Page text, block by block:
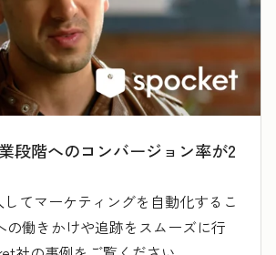
段階へのコンバージョン率が2
てマーケティングを自動化するこ
の働きかけや追跡をスムーズに行